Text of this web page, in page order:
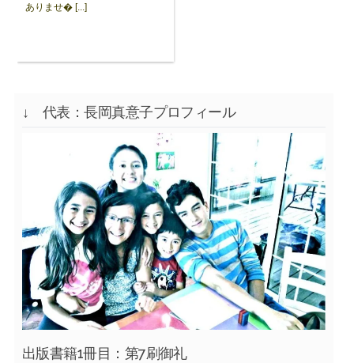
ありませ� [...]
↓ 代表：長岡真意子プロフィール
出版書籍1冊目：第7刷御礼